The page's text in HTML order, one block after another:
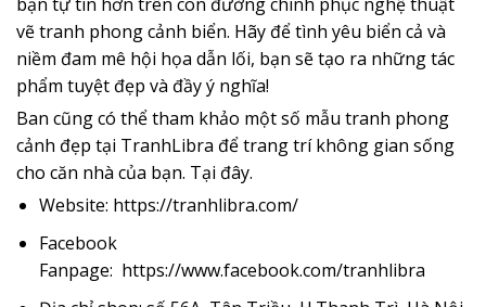
vẽ tranh phong cảnh biển. Hãy để tình yêu biển cả và
niềm đam mê hội họa dẫn lối, bạn sẽ tạo ra những tác
phẩm tuyệt đẹp và đầy ý nghĩa!
Ban cũng có thể tham khảo một số mẫu tranh phong
cảnh đẹp tại TranhLibra để trang trí không gian sống
cho căn nhà của bạn. Tại đây.
Website: https://tranhlibra.com/
Facebook
Fanpage: https://www.facebook.com/tranhlibra